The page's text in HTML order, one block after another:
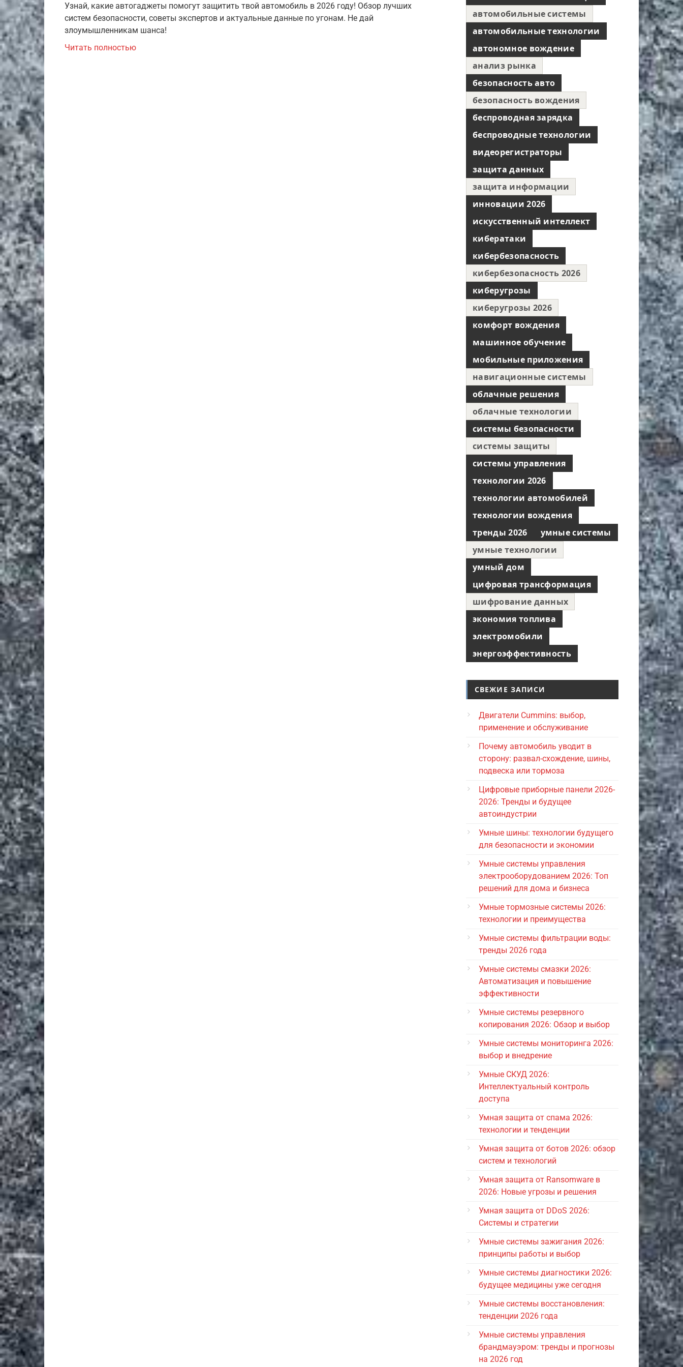
Узнай, какие автогаджеты помогут защитить твой автомобиль в 2026 году! Обзор лучших
систем безопасности, советы экспертов и актуальные данные по угонам. Не дай
злоумышленникам шанса!
Читать полностью
автомобильные системы
автомобильные технологии
автономное вождение
анализ рынка
безопасность авто
безопасность вождения
беспроводная зарядка
беспроводные технологии
видеорегистраторы
защита данных
защита информации
инновации 2026
искусственный интеллект
кибератаки
кибербезопасность
кибербезопасность 2026
киберугрозы
киберугрозы 2026
комфорт вождения
машинное обучение
мобильные приложения
навигационные системы
облачные решения
облачные технологии
системы безопасности
системы защиты
системы управления
технологии 2026
технологии автомобилей
технологии вождения
тренды 2026
умные системы
умные технологии
умный дом
цифровая трансформация
шифрование данных
экономия топлива
электромобили
энергоэффективность
СВЕЖИЕ ЗАПИСИ
Двигатели Cummins: выбор,
применение и обслуживание
Почему автомобиль уводит в
сторону: развал-схождение, шины,
подвеска или тормоза
Цифровые приборные панели 2026-
2026: Тренды и будущее
автоиндустрии
Умные шины: технологии будущего
для безопасности и экономии
Умные системы управления
электрооборудованием 2026: Топ
решений для дома и бизнеса
Умные тормозные системы 2026:
технологии и преимущества
Умные системы фильтрации воды:
тренды 2026 года
Умные системы смазки 2026:
Автоматизация и повышение
эффективности
Умные системы резервного
копирования 2026: Обзор и выбор
Умные системы мониторинга 2026:
выбор и внедрение
Умные СКУД 2026:
Интеллектуальный контроль
доступа
Умная защита от спама 2026:
технологии и тенденции
Умная защита от ботов 2026: обзор
систем и технологий
Умная защита от Ransomware в
2026: Новые угрозы и решения
Умная защита от DDoS 2026:
Системы и стратегии
Умные системы зажигания 2026:
принципы работы и выбор
Умные системы диагностики 2026:
будущее медицины уже сегодня
Умные системы восстановления:
тенденции 2026 года
Умные системы управления
брандмауэром: тренды и прогнозы
на 2026 год